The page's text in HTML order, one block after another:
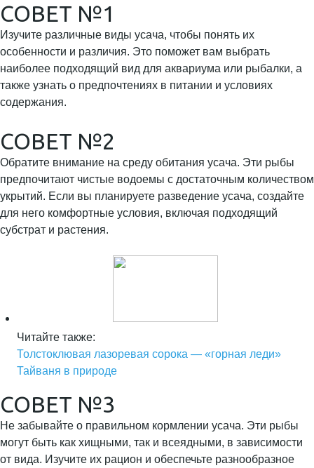
СОВЕТ №1
Изучите различные виды усача, чтобы понять их
особенности и различия. Это поможет вам выбрать
наиболее подходящий вид для аквариума или рыбалки, а
также узнать о предпочтениях в питании и условиях
содержания.
СОВЕТ №2
Обратите внимание на среду обитания усача. Эти рыбы
предпочитают чистые водоемы с достаточным количеством
укрытий. Если вы планируете разведение усача, создайте
для него комфортные условия, включая подходящий
субстрат и растения.
Читайте также:
Толстоклювая лазоревая сорока — «горная леди»
Тайваня в природе
СОВЕТ №3
Не забывайте о правильном кормлении усача. Эти рыбы
могут быть как хищными, так и всеядными, в зависимости
от вида. Изучите их рацион и обеспечьте разнообразное